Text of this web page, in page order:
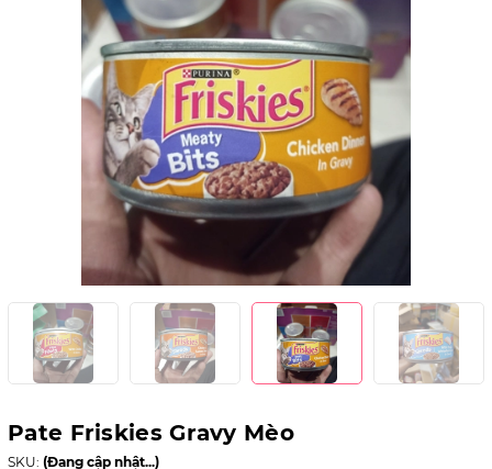
Pate Friskies Gravy Mèo
SKU: (Đang cập nhật...)